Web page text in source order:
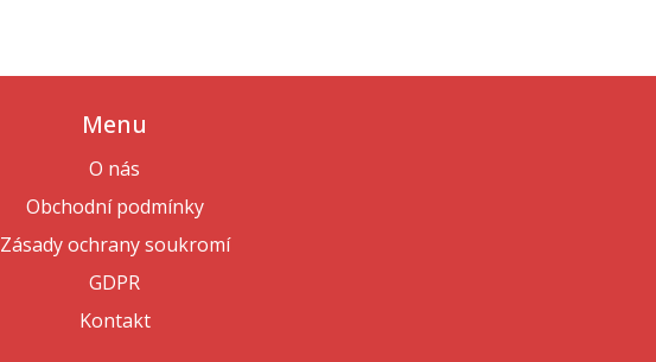
Menu
O nás
Obchodní podmínky
Zásady ochrany soukromí
GDPR
Kontakt